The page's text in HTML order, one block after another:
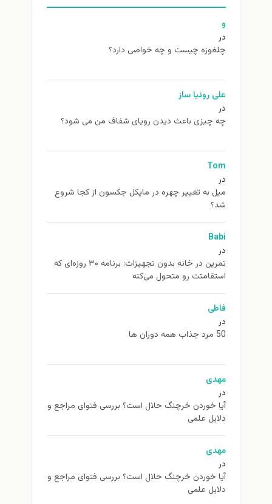
و
در
چلغوزه چیست و چه خواصی دارد؟
علی روئیا ساز
در
چه چیزی باعث دیدن رویای شفاف من می شود؟
Tom
در
ميل به تغيير چهره در مایکل جکسون از كجا شروع
شد؟
Babi
در
تمرین در خانه بدون تجهیزات: برنامه ۳۰ روزه‌ای که
استقامتت رو متحول می‌کنه
فاطی
در
50 مرد جذاب همه دوران ها
مهدی
در
آیا خوردن خرچنگ حلال است؟ بررسی فتوای مراجع و
دلایل علمی
مهدی
در
آیا خوردن خرچنگ حلال است؟ بررسی فتوای مراجع و
دلایل علمی